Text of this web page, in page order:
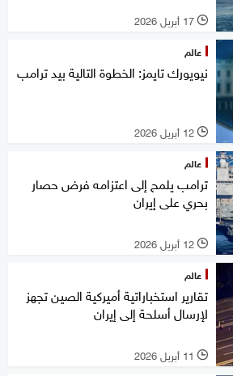
l 17 أبريل 2026
عالم
نيويورك تايمز: الخطوة التالية بيد ترامب
l 12 أبريل 2026
عالم
ترامب يلمح إلى اعتزامه فرض حصار
بحري على إيران
l 12 أبريل 2026
عالم
تقارير استخباراتية أميركية الصين تجهز
لإرسال أسلحة إلى إيران
l 11 أبريل 2026